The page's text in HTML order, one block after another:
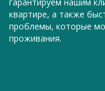
квартире, а также
проблемы, которые
проживания.